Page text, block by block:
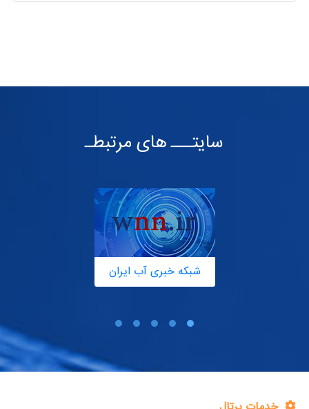
سایتـــ های مرتبطـ
شبکه خبری آب ایران